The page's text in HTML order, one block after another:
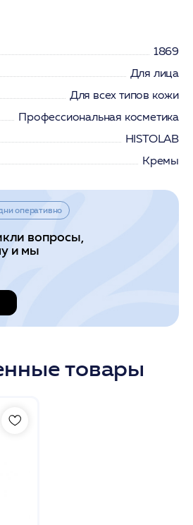
1869
Для лица
Для всех типов кожи
Профессиональная косметика
HISTOLAB
Кремы
оперативно
вопросы,
и мы
товары